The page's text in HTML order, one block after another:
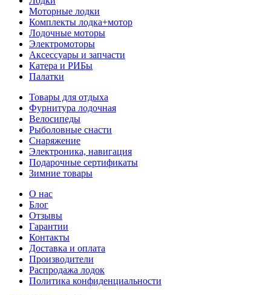
Моторные лодки
Комплекты лодка+мотор
Лодочные моторы
Электромоторы
Аксессуары и запчасти
Катера и РИБы
Палатки
Товары для отдыха
Фурнитура лодочная
Велосипеды
Рыболовные снасти
Снаряжение
Электроника, навигация
Подарочные сертификаты
Зимние товары
О нас
Блог
Отзывы
Гарантии
Контакты
Доставка и оплата
Производители
Распродажа лодок
Политика конфиденциальности